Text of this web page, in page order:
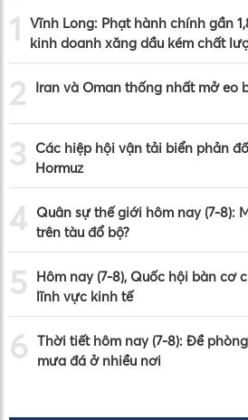
1
Vĩnh Long: Phạt hành chính gần
kinh doanh xăng dầu kém chất
2 Iran và Oman thống nhất mở eo
3 Các hiệp hội vận tải biển phản
Hormuz
4 Quân sự thế giới hôm nay (7-8):
trên tàu đổ bộ?
5
Hôm nay (7-8), Quốc hội bàn cơ
lĩnh vực kinh tế
6 Thời tiết hôm nay (7-8): Đề
mưa đá ở nhiều nơi